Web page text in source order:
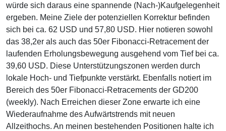
würde sich daraus eine spannende (Nach-)Kaufgelegenheit
ergeben. Meine Ziele der potenziellen Korrektur befinden
sich bei ca. 62 USD und 57,80 USD. Hier notieren sowohl
das 38,2er als auch das 50er Fibonacci-Retracement der
laufenden Erholungsbewegung ausgehend vom Tief bei ca.
39,60 USD. Diese Unterstützungszonen werden durch
lokale Hoch- und Tiefpunkte verstärkt. Ebenfalls notiert im
Bereich des 50er Fibonacci-Retracements der GD200
(weekly). Nach Erreichen dieser Zone erwarte ich eine
Wiederaufnahme des Aufwärtstrends mit neuen
Allzeithochs. An meinen bestehenden Positionen halte ich